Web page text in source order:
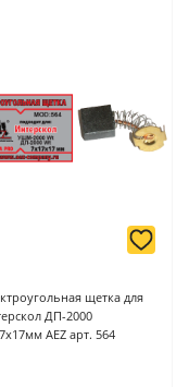
здесь - "Оплата"
щетка для
ДП-2000
AEZ арт. 564